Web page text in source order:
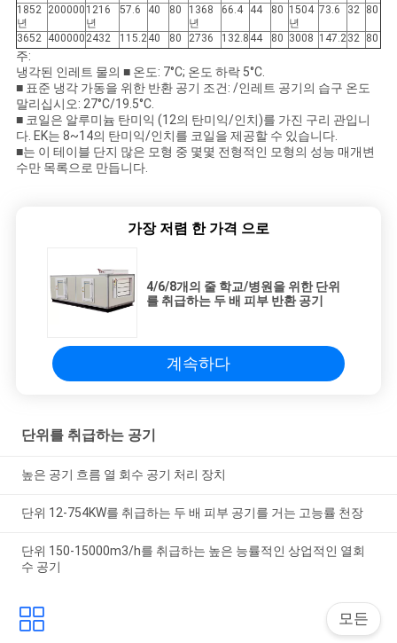
1852
년
200000 1216
년
57.6 40 80
1368
년
66.4 44 80 1504
년
73.6 32 80
3652 400000 2432 115.240 80 2736 132.8 44 80 3008 147.232 80
주:
냉각된 인레트 물의 ■ 온도: 7°C; 온도 하락 5°C.
■ 표준 냉각 가동을 위한 반환 공기 조건: /인레트 공기의 습구 온도
말리십시오: 27°C/19.5°C.
■ 코일은 알루미늄 탄미익 (12의 탄미익/인치)를 가진 구리 관입니
다. EK는 8~14의 탄미익/인치를 코일을 제공할 수 있습니다.
■는 이 테이블 단지 많은 모형 중 몇몇 전형적인 모형의 성능 매개변
수만 목록으로 만듭니다.
가장 저렴 한 가격 으로
4/6/8개의 줄 학교/병원을 위한 단위
를 취급하는 두 배 피부 반환 공기
계속하다
단위를 취급하는 공기
높은 공기 흐름 열 회수 공기 처리 장치
단위 12-754KW를 취급하는 두 배 피부 공기를 거는 고능률 천장
단위 150-15000m3/h를 취급하는 높은 능률적인 상업적인 열회
수 공기
모든